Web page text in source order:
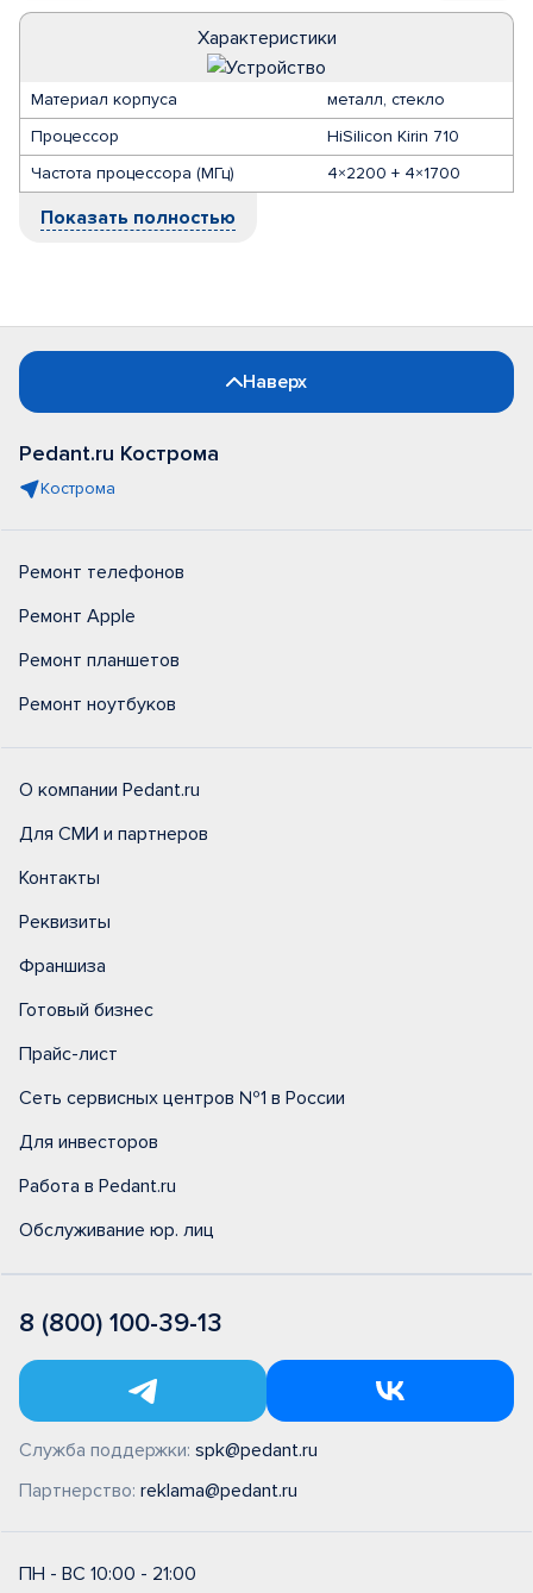
Характеристики
Материал корпуса
металл, стекло
Процессор
HiSilicon Kirin 710
Частота процессора (МГц)
4×2200 + 4×1700
Показать полностью
Наверх
Pedant.ru Кострома
Кострома
Ремонт телефонов
Ремонт Apple
Ремонт планшетов
Ремонт ноутбуков
О компании Pedant.ru
Для СМИ и партнеров
Контакты
Реквизиты
Франшиза
Готовый бизнес
Прайс-лист
Сеть сервисных центров №1 в России
Для инвесторов
Работа в Pedant.ru
Обслуживание юр. лиц
8 (800) 100-39-13
Служба поддержки: spk@pedant.ru
Партнерство: reklama@pedant.ru
ПН - ВС 10:00 - 21:00